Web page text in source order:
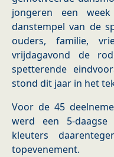
jongeren een
danstempel van de
ouders, familie,
vrijdagavond de
spetterende
stond dit jaar in het
Voor de 45
werd een 5-
kleuters
topevenement.